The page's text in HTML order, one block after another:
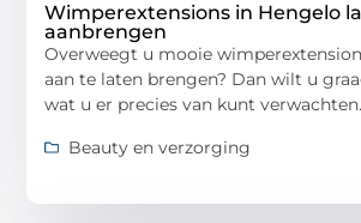
Wimperextensions in Hengelo
aanbrengen
Overweegt u mooie
aan te laten brengen? Dan wilt u
wat u er precies van kunt
Beauty en verzorging